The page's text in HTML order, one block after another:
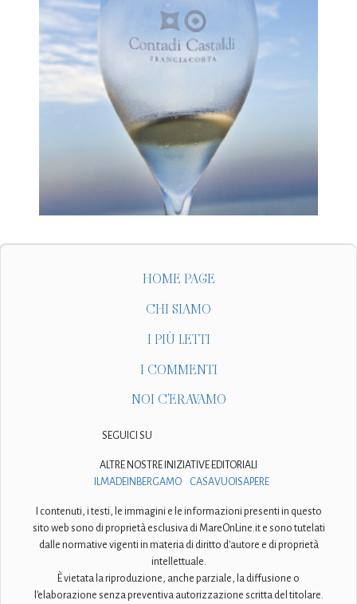
HOME PAGE
CHI SIAMO
I PIÙ LETTI
I COMMENTI
NOI C'ERAVAMO
SEGUICI SU
ALTRE NOSTRE INIZIATIVE EDITORIALI
ILMADEINBERGAMO
CASAVUOISAPERE
I contenuti, i testi, le immagini e le informazioni presenti in questo
sito web sono di proprietà esclusiva di MareOnLine.it e sono tutelati
dalle normative vigenti in materia di diritto d'autore e di proprietà
intellettuale.
È vietata la riproduzione, anche parziale, la diffusione o
l'elaborazione senza preventiva autorizzazione scritta del titolare.